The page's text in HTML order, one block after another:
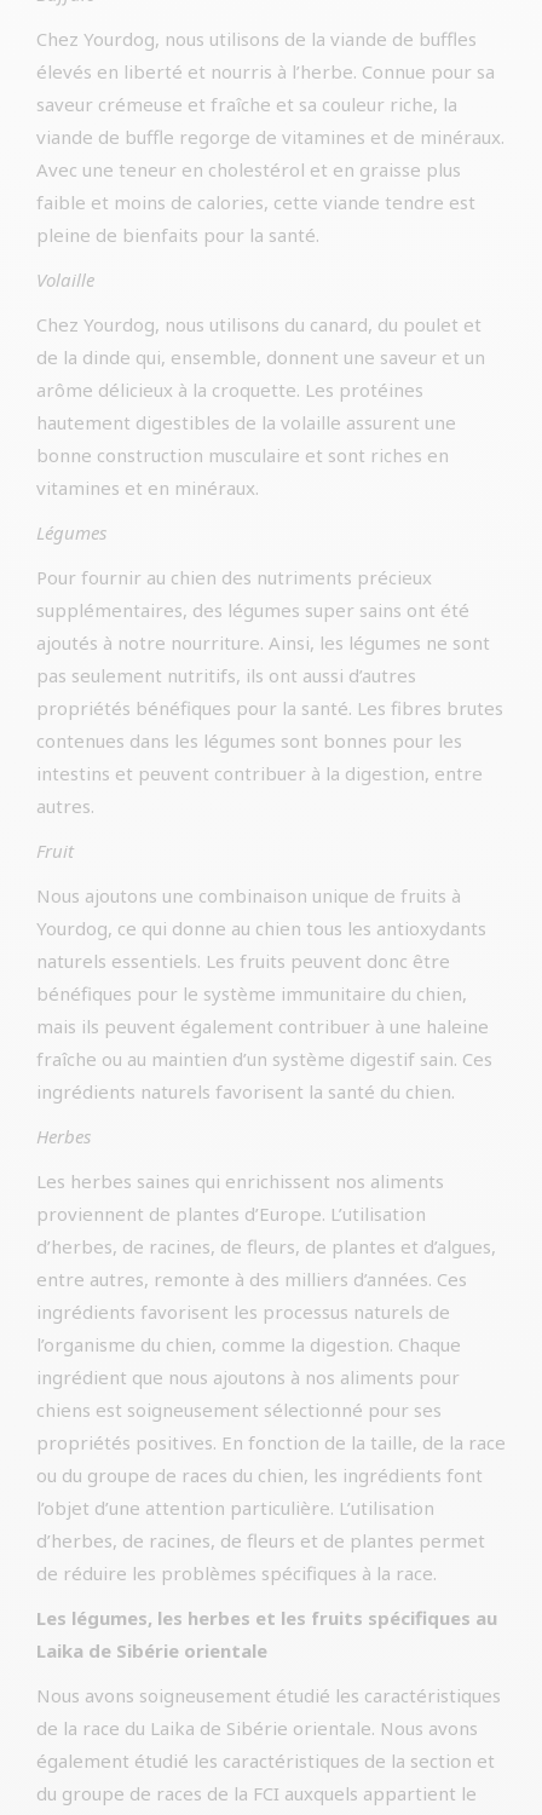
Chez Yourdog, nous utilisons de la viande de buffles
élevés en liberté et nourris à l’herbe. Connue pour sa
saveur crémeuse et fraîche et sa couleur riche, la
viande de buffle regorge de vitamines et de minéraux.
Avec une teneur en cholestérol et en graisse plus
faible et moins de calories, cette viande tendre est
pleine de bienfaits pour la santé.
Volaille
Chez Yourdog, nous utilisons du canard, du poulet et
de la dinde qui, ensemble, donnent une saveur et un
arôme délicieux à la croquette. Les protéines
hautement digestibles de la volaille assurent une
bonne construction musculaire et sont riches en
vitamines et en minéraux.
Légumes
Pour fournir au chien des nutriments précieux
supplémentaires, des légumes super sains ont été
ajoutés à notre nourriture. Ainsi, les légumes ne sont
pas seulement nutritifs, ils ont aussi d’autres
propriétés bénéfiques pour la santé. Les fibres brutes
contenues dans les légumes sont bonnes pour les
intestins et peuvent contribuer à la digestion, entre
autres.
Fruit
Nous ajoutons une combinaison unique de fruits à
Yourdog, ce qui donne au chien tous les antioxydants
naturels essentiels. Les fruits peuvent donc être
bénéfiques pour le système immunitaire du chien,
mais ils peuvent également contribuer à une haleine
fraîche ou au maintien d’un système digestif sain. Ces
ingrédients naturels favorisent la santé du chien.
Herbes
Les herbes saines qui enrichissent nos aliments
proviennent de plantes d’Europe. L’utilisation
d’herbes, de racines, de fleurs, de plantes et d’algues,
entre autres, remonte à des milliers d’années. Ces
ingrédients favorisent les processus naturels de
l’organisme du chien, comme la digestion. Chaque
ingrédient que nous ajoutons à nos aliments pour
chiens est soigneusement sélectionné pour ses
propriétés positives. En fonction de la taille, de la race
ou du groupe de races du chien, les ingrédients font
l’objet d’une attention particulière. L’utilisation
d’herbes, de racines, de fleurs et de plantes permet
de réduire les problèmes spécifiques à la race.
Les légumes, les herbes et les fruits spécifiques au
Laika de Sibérie orientale
Nous avons soigneusement étudié les caractéristiques
de la race du Laika de Sibérie orientale. Nous avons
également étudié les caractéristiques de la section et
du groupe de races de la FCI auxquels appartient le